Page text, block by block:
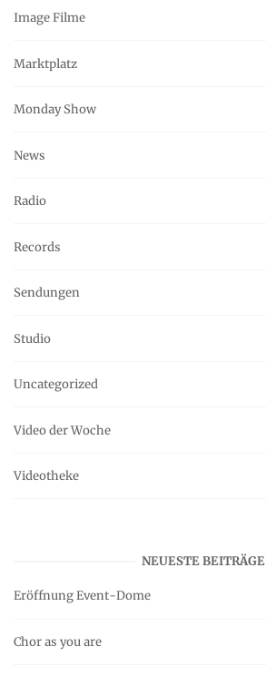
Image Filme
Marktplatz
Monday Show
News
Radio
Records
Sendungen
Studio
Uncategorized
Video der Woche
Videotheke
NEUESTE BEITRÄGE
Eröffnung Event-Dome
Chor as you are